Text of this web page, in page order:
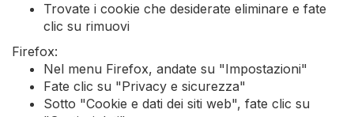
Trovate i cookie che desiderate eliminare e fate
clic su rimuovi
Firefox:
Nel menu Firefox, andate su "Impostazioni"
Fate clic su "Privacy e sicurezza"
Sotto "Cookie e dati dei siti web", fate clic su